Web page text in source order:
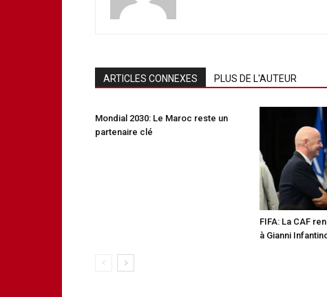
ARTICLES CONNEXES PLUS DE L'AUTEUR
Mondial 2030: Le Maroc reste un
partenaire clé
FIFA: La CAF
à Gianni